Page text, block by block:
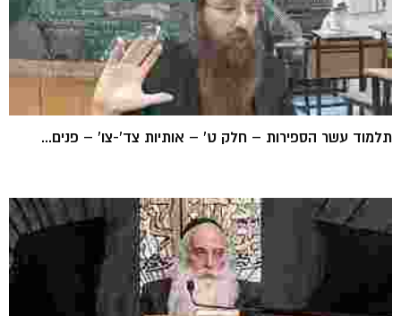
תלמוד עשר הספירות – חלק ט' – אותיות צד'-צו' – פנים...